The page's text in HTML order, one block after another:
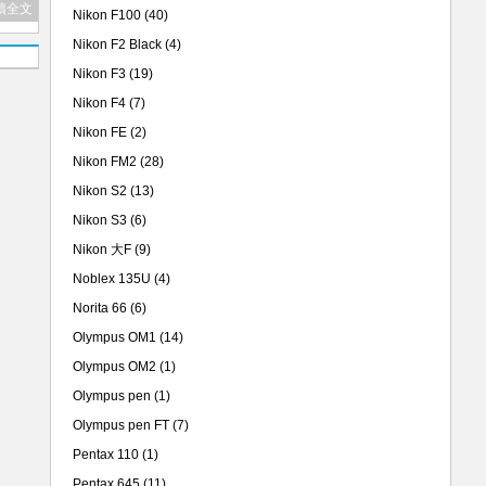
全文 Nikon F100 (40)
Nikon F2 Black (4)
Nikon F3 (19)
Nikon F4 (7)
Nikon FE (2)
Nikon FM2 (28)
Nikon S2 (13)
Nikon S3 (6)
Nikon 大F (9)
Noblex 135U (4)
Norita 66 (6)
Olympus OM1 (14)
Olympus OM2 (1)
Olympus pen (1)
Olympus pen FT (7)
Pentax 110 (1)